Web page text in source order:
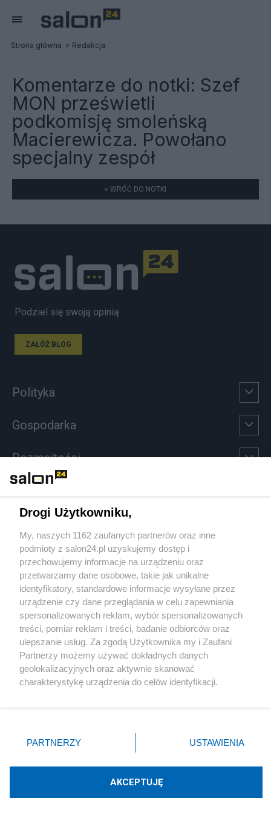
Strona główna Redakcja
Komentarze do notki: Szef
MON prześwietli
podkomisję smoleńską
Macierewicza. Powołano
specjalny zespół
« WRÓĆ DO NOTKI
Podziel się swoją opinią
ZAŁÓŻ BLOG
Polityka
Gospodarka
Rozmaitości
Sport
Społeczeństwo
Kultura
X Facebook Instagram Youtube
Technologię dostarcza:W3media.pl
Drogi Użytkowniku,
My, naszych 1162 zaufanych partnerów oraz inne
podmioty z salon24.pl uzyskujemy dostęp i
przechowujemy informacje na urządzeniu oraz
przetwarzamy dane osobowe, takie jak unikalne
identyfikatory, standardowe informacje wysyłane przez
urządzenie czy dane przeglądania w celu zapewniania
spersonalizowanych reklam, wybór spersonalizowanych
treści, pomiar reklam i treści, badanie odbiorców oraz
ulepszanie usług. Za zgodą Użytkownika my i Zaufani
Partnerzy możemy używać dokładnych danych
geolokalizacyjnych oraz aktywnie skanować
charakterystykę urządzenia do celów identyfikacji.
zmienić/wycofać klikając przycisk ustawień prywatności
znajdujący się w lewym dolnym rogu strony
rodzaje przetwarzania danych nie wymagają zgody
użytkownika, ale masz prawo sprzeciwić się takiemu
PARTNERZY USTAWIENIA
AKCEPTUJĘ